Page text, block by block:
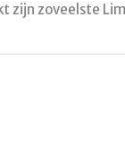
zijn zoveelste